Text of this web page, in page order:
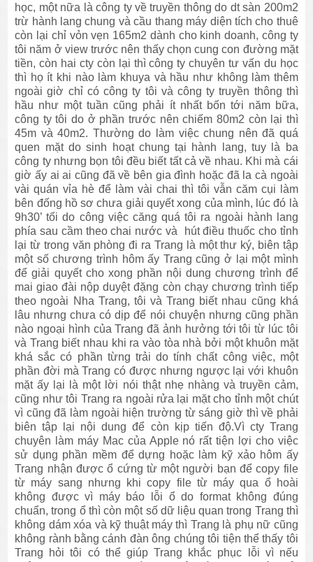
học, một nữa là công ty về truyền thông do dt sàn 200m2
trừ hành lang chung và cầu thang máy diện tích cho thuê
còn lại chỉ vỏn vẹn 165m2 dành cho kinh doanh, công ty
tôi năm ở view trước nên thấy chọn cung con đường mặt
tiền, còn hai cty còn lại thì công ty chuyên tư vấn du học
thì họ ít khi nào làm khuya và hầu như không làm thêm
ngoài giờ chỉ có công ty tôi và công ty truyền thông thì
hầu như một tuần cũng phải ít nhất bốn tới năm bữa,
công ty tôi do ở phần trước nên chiếm 80m2 còn lại thì
45m và 40m2. Thường do làm việc chung nên đã quá
quen mặt do sinh hoạt chung tại hành lang, tuy là ba
công ty nhưng bọn tôi đều biết tất cả về nhau. Khi mà cái
giờ ấy ai ai cũng đã về bên gia đình hoặc đã la cà ngoài
vài quán vỉa hè để làm vài chai thì tôi vẫn căm cụi làm
bên đống hồ sơ chưa giải quyết xong của mình, lúc đó là
9h30’ tối do công việc căng quá tôi ra ngoài hành lang
phía sau cầm theo chai nước và hút điều thuốc cho tỉnh
lại từ trong văn phòng đi ra Trang là một thư ký, biên tập
một số chương trình hôm ấy Trang cũng ở lại một mình
để giải quyết cho xong phần nội dung chương trình để
mai giao đài nộp duyệt đặng còn chạy chương trình tiếp
theo ngoài Nha Trang, tôi và Trang biết nhau cũng khá
lâu nhưng chưa có dịp để nói chuyện nhưng cũng phần
nào ngoại hình của Trang đã ảnh hưởng tới tôi từ lúc tôi
và Trang biết nhau khi ra vào tòa nhà bởi một khuôn mặt
khá sắc có phần từng trải do tính chất công việc, một
phần đời mà Trang có được nhưng ngược lại với khuôn
mặt ấy lại là một lời nói thật nhẹ nhàng và truyền cảm,
cũng như tôi Trang ra ngoài rửa lại mặt cho tỉnh một chút
vì cũng đã làm ngoài hiện trường từ sáng giờ thì về phải
biên tập lại nội dung để còn kịp tiến độ.Vì cty Trang
chuyên làm máy Mac của Apple nó rất tiện lợi cho việc
sử dụng phần mềm để dựng hoặc làm kỹ xảo hôm ấy
Trang nhận được ổ cứng từ một người bạn để copy file
từ máy sang nhưng khi copy file từ máy qua ổ hoài
không được vì máy báo lỗi ổ do format không đúng
chuẩn, trong ổ thì còn một số dữ liệu quan trong Trang thì
không dám xóa và kỹ thuật máy thì Trang là phụ nữ cũng
không rành bằng cánh đàn ông chúng tôi tiện thể thấy tôi
Trang hỏi tôi có thể giúp Trang khắc phục lỗi vì nếu